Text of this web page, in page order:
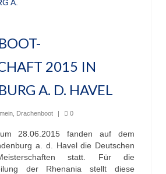
2015 IN
A. D. HAVEL
Drachenboot | 0
28.06.2015 fanden auf dem
a. d. Havel die Deutschen
statt. Für die
der Rhenania stellt diese